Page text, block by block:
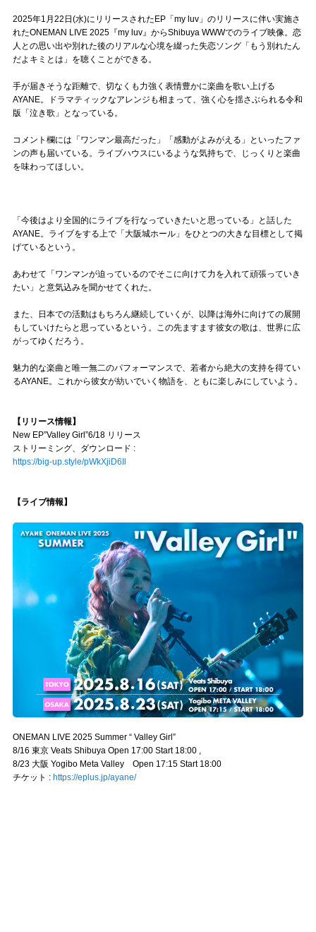
2025年1月22日(水)にリリースされたEP「my luv」のリリースに伴い実施さ
れたONEMAN LIVE 2025『my luv』からShibuya WWWでのライブ映像。恋
人との思い出や別れた後のリアルな心境を綴った失恋ソング「もう別れたん
だよキミとは」を聴くことができる。
手が届きそうな距離で、切なくも力強く表情豊かに楽曲を歌い上げる
AYANE。ドラマティックなアレンジも相まって、強く心を揺さぶられる令和
版「泣き歌」となっている。
コメント欄には「ワンマン最高だった」「感動がよみがえる」といったファ
ンの声も届いている。ライブハウスにいるような気持ちで、じっくりと楽曲
を味わってほしい。
「今後はより全国的にライブを行なっていきたいと思っている」と話した
AYANE。ライブをする上で「大阪城ホール」をひとつの大きな目標として掲
げているという。
あわせて「ワンマンが迫っているのでそこに向けて力を入れて頑張っていき
たい」と意気込みを聞かせてくれた。
また、日本での活動はもちろん継続していくが、以降は海外に向けての展開
もしていけたらと思っているという。この先ますます彼女の歌は、世界に広
がってゆくだろう。
魅力的な楽曲と唯一無二のパフォーマンスで、若者から絶大の支持を得てい
るAYANE。これから彼女が紡いでいく物語を、ともに楽しみにしていよう。
【リリース情報】
New EP”Valley Girl”6/18 リリース
ストリーミング、ダウンロード :
https://big-up.style/pWkXjiD6Il
【ライブ情報】
ONEMAN LIVE 2025 Summer “ Valley Girl”
8/16 東京 Veats Shibuya Open 17:00 Start 18:00 ,
8/23 大阪 Yogibo Meta Valley Open 17:15 Start 18:00
チケット : https://eplus.jp/ayane/